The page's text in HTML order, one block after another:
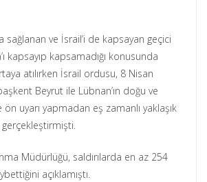
sağlanan ve İsrail’i de kapsayan geçici
kapsayıp kapsamadığı konusunda
atılırken İsrail ordusu, 8 Nisan
Beyrut ile Lübnan’ın doğu ve
uyarı yapmadan eş zamanlı yaklaşık
gerçekleştirmişti.
Müdürlüğü, saldırılarda en az 254
açıklamıştı.